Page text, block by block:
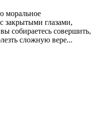
моральное
закрытыми глазами,
собираетесь совершить,
сложную вере...